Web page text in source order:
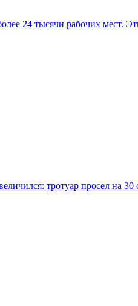
24 тысячи рабочих мест.
тротуар просел на 30